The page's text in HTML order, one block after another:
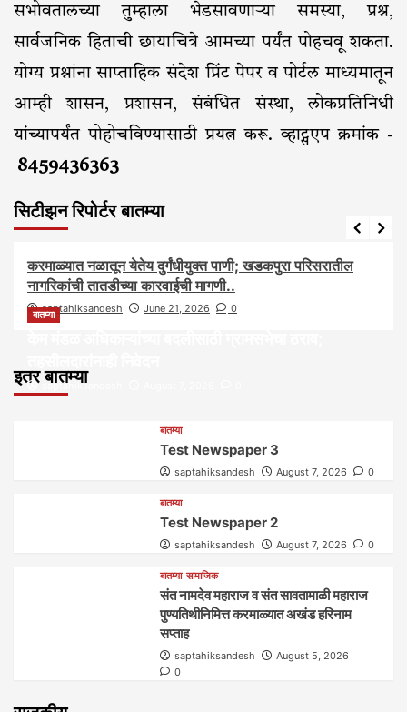
सभोवतालच्या तुम्हाला भेडसावणाऱ्या समस्या, प्रश्न,
सार्वजनिक हिताची छायाचित्रे आमच्या पर्यंत पोहचवू शकता.
योग्य प्रश्नांना साप्ताहिक संदेश प्रिंट पेपर व पोर्टल माध्यमातून
आम्ही शासन, प्रशासन, संबंधित संस्था, लोकप्रतिनिधी
यांच्यापर्यंत पोहोचविण्यासाठी प्रयत्न करू. व्हाट्सएप क्रमांक -
8459436363
सिटीझन रिपोर्टर बातम्या
आरोग्य आवाज जनतेचा बातम्या
करमाळ्यात नळातून येतेय दुर्गंधीयुक्त पाणी; खडकपुरा परिसरातील
नागरिकांची तातडीच्या कारवाईची मागणी..
saptahiksandesh June 21, 2026 0
इतर बातम्या
बातम्या
saptahiksandesh
बातम्या
Test Newspaper 3
saptahiksandesh August 7, 2026 0
बातम्या
Test Newspaper 2
saptahiksandesh August 7, 2026 0
बातम्या सामाजिक
संत नामदेव महाराज व संत सावतामाळी महाराज
पुण्यतिथीनिमित्त करमाळ्यात अखंड हरिनाम
सप्ताह
saptahiksandesh
August 5, 2026
0